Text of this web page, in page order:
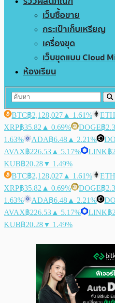
เว็บซื้อขาย
กระเป๋าเก็บเหรียญ
เครื่องขุด
เว็บขุดแบบ Cloud
ห้องเรียน
BTC฿2,128,027 ▲ 1.61% ETH
XRP฿35.82 ▲ 0.69% DOGE฿
1.63%
ADA฿6.48 ▲ 2.21%
AVAX฿226.53 ▲ 5.17% LINK฿
KUB฿20.28▼ 1.49%
BTC฿2,128,027 ▲ 1.61% ETH
XRP฿35.82 ▲ 0.69% DOGE฿
1.63%
ADA฿6.48 ▲ 2.21%
AVAX฿226.53 ▲ 5.17% LINK฿
KUB฿20.28▼ 1.49%